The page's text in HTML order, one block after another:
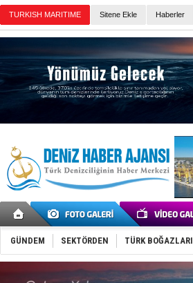
TURKISH MARITIME Sitene Ekle Haberler
GÜNDEM SEKTÖRDEN TÜRK BOĞAZLARI